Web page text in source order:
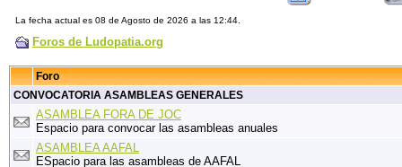
La fecha actual es 08 de Agosto de 2026 a las 12:44.
Foros de Ludopatia.org
Foro
CONVOCATORIA ASAMBLEAS GENERALES
ASAMBLEA FORA DE JOC
Espacio para convocar las asambleas anuales
ASAMBLEA AAFAL
ESpacio para las asambleas de AAFAL